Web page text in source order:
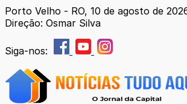
Porto Velho - RO, 10 de agosto de
Direção: Osmar Silva
Siga-nos: